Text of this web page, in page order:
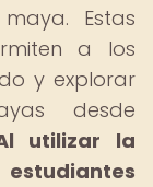
Estas
a los
y explorar
desde
utilizar la